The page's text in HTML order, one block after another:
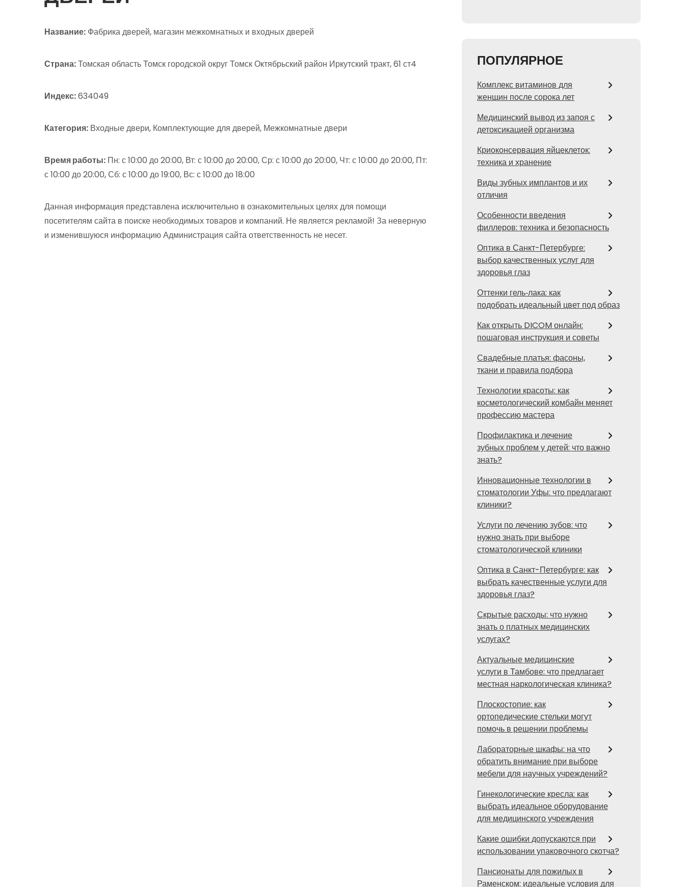
Название: Фабрика дверей, магазин межкомнатных и входных дверей
Страна:Томская область Томск городской округ Томск Октябрьский район Иркутский тракт, 61 ст4
Индекс:634049
Категория: Входные двери, Комплектующие для дверей, Межкомнатные двери
Время работы: Пн: с 10:00 до 20:00, Вт: с 10:00 до 20:00, Ср: с 10:00 до 20:00, Чт: с 10:00 до 20:00, Пт:
с 10:00 до 20:00, Сб: с 10:00 до 19:00, Вс: с 10:00 до 18:00
Данная информация представлена исключительно в ознакомительных целях для помощи
посетителям сайта в поиске необходимых товаров и компаний. Не является рекламой! За неверную
и изменившуюся информацию Администрация сайта ответственность не несет.
ПОПУЛЯРНОЕ
Комплекс витаминов для
женщин после сорока лет
Медицинский вывод из запоя с
детоксикацией организма
Криоконсервация яйцеклеток:
техника и хранение
Виды зубных имплантов и их
отличия
Особенности введения
филлеров: техника и безопасность
Оптика в Санкт-Петербурге:
выбор качественных услуг для
здоровья глаз
Оттенки гель‑лака: как
подобрать идеальный цвет под образ
Как открыть DICOM онлайн:
пошаговая инструкция и советы
Свадебные платья: фасоны,
ткани и правила подбора
Технологии красоты: как
косметологический комбайн меняет
профессию мастера
Профилактика и лечение
зубных проблем у детей: что важно
знать?
Инновационные технологии в
стоматологии Уфы: что предлагают
клиники?
Услуги по лечению зубов: что
нужно знать при выборе
стоматологической клиники
Оптика в Санкт-Петербурге: как
выбрать качественные услуги для
здоровья глаз?
Скрытые расходы: что нужно
знать о платных медицинских
услугах?
Актуальные медицинские
услуги в Тамбове: что предлагает
местная наркологическая клиника?
Плоскостопие: как
ортопедические стельки могут
помочь в решении проблемы
Лабораторные шкафы: на что
обратить внимание при выборе
мебели для научных учреждений?
Гинекологические кресла: как
выбрать идеальное оборудование
для медицинского учреждения
Какие ошибки допускаются при
использовании упаковочного скотча?
Пансионаты для пожилых в
Раменском: идеальные условия для